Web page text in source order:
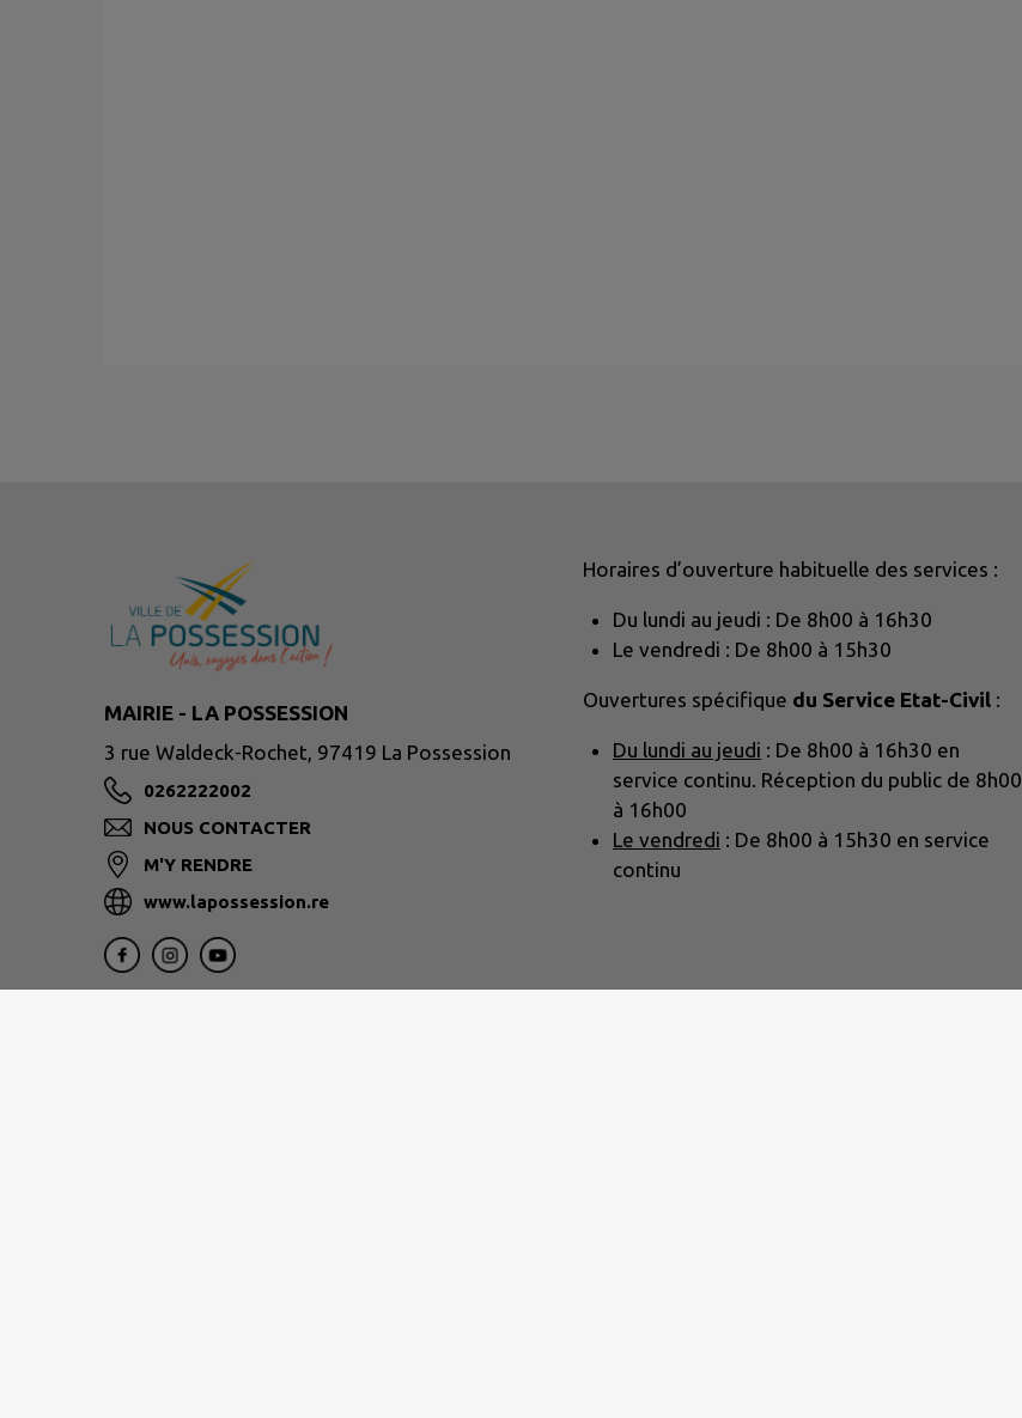
MAIRIE - LA POSSESSION
3 rue Waldeck-Rochet, 97419 La Possession
0262222002
NOUS CONTACTER
M'Y RENDRE
www.lapossession.re
Horaires d’ouverture habituelle des services :
Du lundi au jeudi : De 8h00 à 16h30
Le vendredi : De 8h00 à 15h30
Ouvertures spécifique du Service Etat-Civil :
Du lundi au jeudi : De 8h00 à 16h30 en
service continu. Réception du public de 8h00
à 16h00
Le vendredi : De 8h00 à 15h30 en service
continu